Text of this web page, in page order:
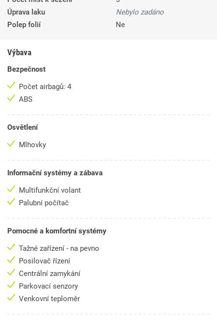
Úprava laku
Nebylo zadáno
Polep folií
Ne
Výbava
Bezpečnost
Počet airbagů: 4
ABS
Osvětlení
Mlhovky
Informační systémy a zábava
Multifunkční volant
Palubní počítač
Pomocné a komfortní systémy
Tažné zařízení - na pevno
Posilovač řízení
Centrální zamykání
Parkovací senzory
Venkovní teploměr